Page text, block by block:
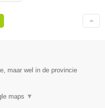
maar wel in de provincie
maps ▼